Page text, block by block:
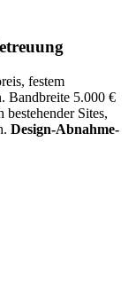
festem
Bandbreite 5.000 €
Sites,
Design-Abnahme-